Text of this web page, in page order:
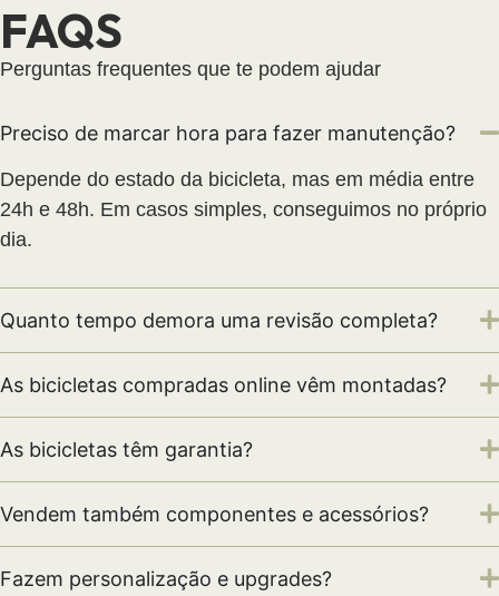
FAQS
Perguntas frequentes que te podem ajudar
Preciso de marcar hora para fazer manutenção?
Depende do estado da bicicleta, mas em média entre
24h e 48h. Em casos simples, conseguimos no próprio
dia.
Quanto tempo demora uma revisão completa?
As bicicletas compradas online vêm montadas?
As bicicletas têm garantia?
Vendem também componentes e acessórios?
Fazem personalização e upgrades?